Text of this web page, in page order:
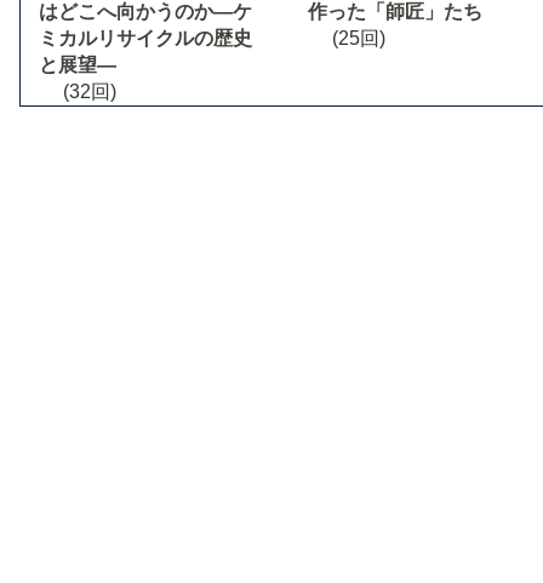
はどこへ向かうのか―ケ
ミカルリサイクルの歴史
と展望―
(32回)
作った「師匠」たち
(25回)